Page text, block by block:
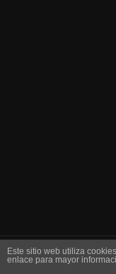
© 2019 |
Este sitio web utiliza
enlace para mayor